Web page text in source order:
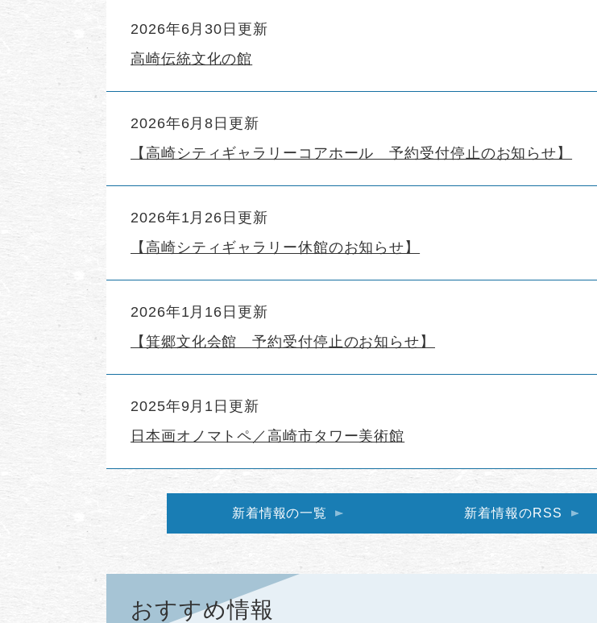
2026年6月30日更新
高崎伝統文化の館
2026年6月8日更新
【高崎シティギャラリーコアホール 予約受付停止のお知らせ】
2026年1月26日更新
【高崎シティギャラリー休館のお知らせ】
2026年1月16日更新
【箕郷文化会館 予約受付停止のお知らせ】
2025年9月1日更新
日本画オノマトペ／高崎市タワー美術館
新着情報の一覧 新着情報のRSS
おすすめ情報